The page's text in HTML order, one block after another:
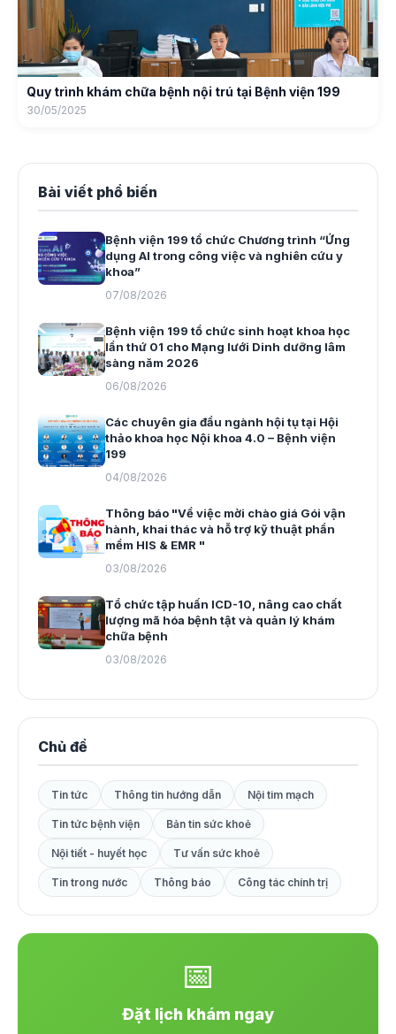
Quy trình khám chữa bệnh nội trú tại Bệnh viện 199
30/05/2025
Bài viết phổ biến
Bệnh viện 199 tổ chức Chương trình “Ứng
dụng AI trong công việc và nghiên cứu y
khoa”
07/08/2026
Bệnh viện 199 tổ chức sinh hoạt khoa học
lần thứ 01 cho Mạng lưới Dinh dưỡng lâm
sàng năm 2026
06/08/2026
Các chuyên gia đầu ngành hội tụ tại Hội
thảo khoa học Nội khoa 4.0 – Bệnh viện
199
04/08/2026
Thông báo "Về việc mời chào giá Gói vận
hành, khai thác và hỗ trợ kỹ thuật phần
mềm HIS & EMR "
03/08/2026
Tổ chức tập huấn ICD-10, nâng cao chất
lượng mã hóa bệnh tật và quản lý khám
chữa bệnh
03/08/2026
Chủ đề
Tin tức Thông tin hướng dẫn Nội tim mạch
Tin tức bệnh viện Bản tin sức khoẻ
Nội tiết - huyết học Tư vấn sức khoẻ
Tin trong nước Thông báo Công tác chính trị
📅
Đặt lịch khám ngay